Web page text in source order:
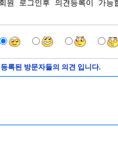
등록된 방문자들의 의견 입니다.